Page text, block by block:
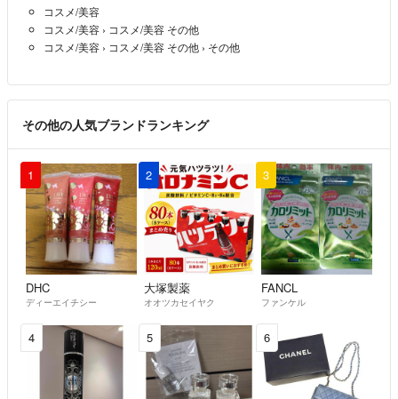
コスメ/美容
コスメ/美容 › コスメ/美容 その他
コスメ/美容 › コスメ/美容 その他 › その他
その他の人気ブランドランキング
1
DHC
ディーエイチシー
2
大塚製薬
オオツカセイヤク
3
FANCL
ファンケル
4 5 6